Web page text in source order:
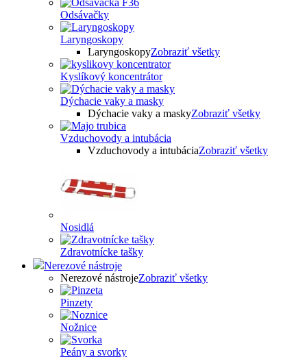
Odsávačky
Laryngoskopy
LaryngoskopyZobraziť všetky
Kyslíkový koncentrátor
Dýchacie vaky a masky
Dýchacie vaky a maskyZobraziť všetky
Vzduchovody a intubácia
Vzduchovody a intubáciaZobraziť všetky
Nosidlá
Zdravotnícke tašky
Nerezové nástroje
Nerezové nástrojeZobraziť všetky
Pinzety
Nožnice
Peány a svorky